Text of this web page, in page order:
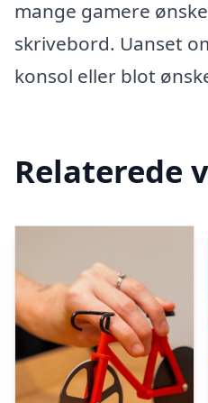
mange gamere
skrivebord. Uanset
konsol eller blot
Relaterede